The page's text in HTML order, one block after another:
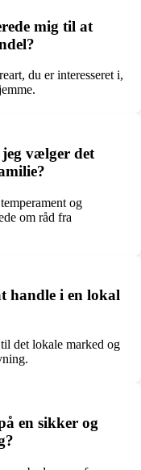
mig til at
du er interesseret i,
vælger det
og
om råd fra
handle i en lokal
det lokale marked og
en sikker og